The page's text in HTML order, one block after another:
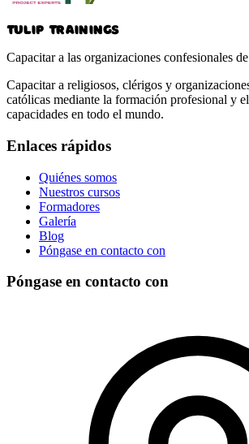
Tulip Trainings
Capacitar a las organizaciones confesionales
Capacitar a religiosos, clérigos y
católicas mediante la formación profesional y
capacidades en todo el mundo.
Enlaces rápidos
Quiénes somos
Nuestros cursos
Formadores
Galería
Blog
Póngase en contacto con
Póngase en contacto con